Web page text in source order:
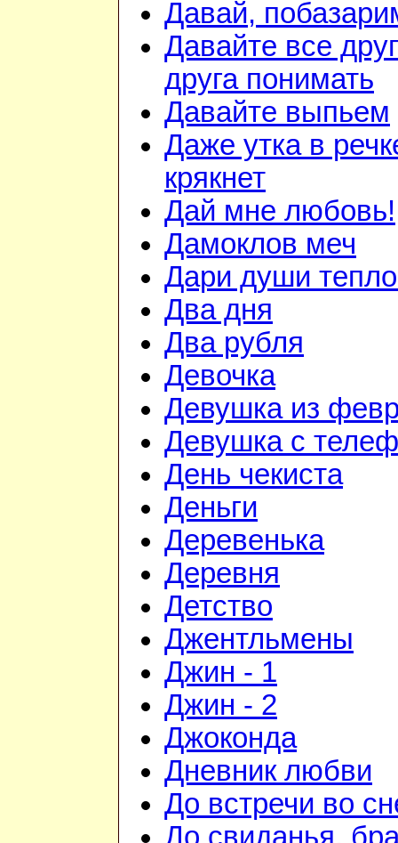
Давай,
Давайте все друг
друга понимать
Давайте выпьем
Даже утка в
крякнет
Дай мне любовь!
Дамоклов меч
Дари души
Два дня
Два рубля
Девочка
Девушка из
Девушка с
День чекиста
Деньги
Деревенька
Деревня
Детство
Джентльмены
Джин - 1
Джин - 2
Джоконда
Дневник любви
До встречи во